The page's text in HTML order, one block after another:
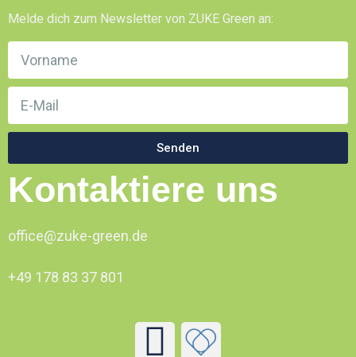
Melde dich zum Newsletter von ZUKE Green an:
Senden
Kontaktiere uns
office@zuke-green.de
+49 178 83 37 801